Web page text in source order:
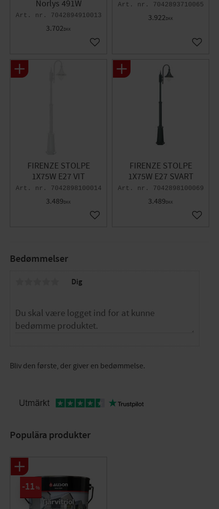
Bedømmelser
Dig
Bliv den første, der giver en bedømmelse.
Norlys 491W
7042894910013
3.702DKK
Gem som favorit
7042893710065
3.922DKK
Gem
FIRENZE STOLPE
1X75W E27 VIT
7042898100014
3.489DKK
Gem som favorit
FIRENZE STOLPE
1X75W E27 SVART
7042898100069
3.489DKK
Gem
Populära produkter
11 %